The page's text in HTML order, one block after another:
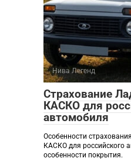
Нива Легенд
Страхование
КАСКО для
автомобиля
Особенности
КАСКО для российского
особенности покрытия.